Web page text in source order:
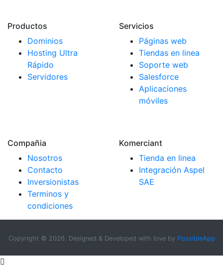
Productos
Dominios
Hosting Ultra
Rápido
Servidores
Servicios
Páginas web
Tiendas en linea
Soporte web
Salesforce
Aplicaciones
móviles
Compañia
Nosotros
Contacto
Inversionistas
Terminos y
condiciones
Komerciant
Tienda en linea
Integración Aspel
SAE
Copyright © 2026. Designed & Developed with love by PossibleApp